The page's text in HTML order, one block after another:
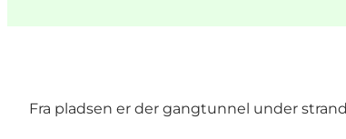
Fra pladsen er der gangtunnel under